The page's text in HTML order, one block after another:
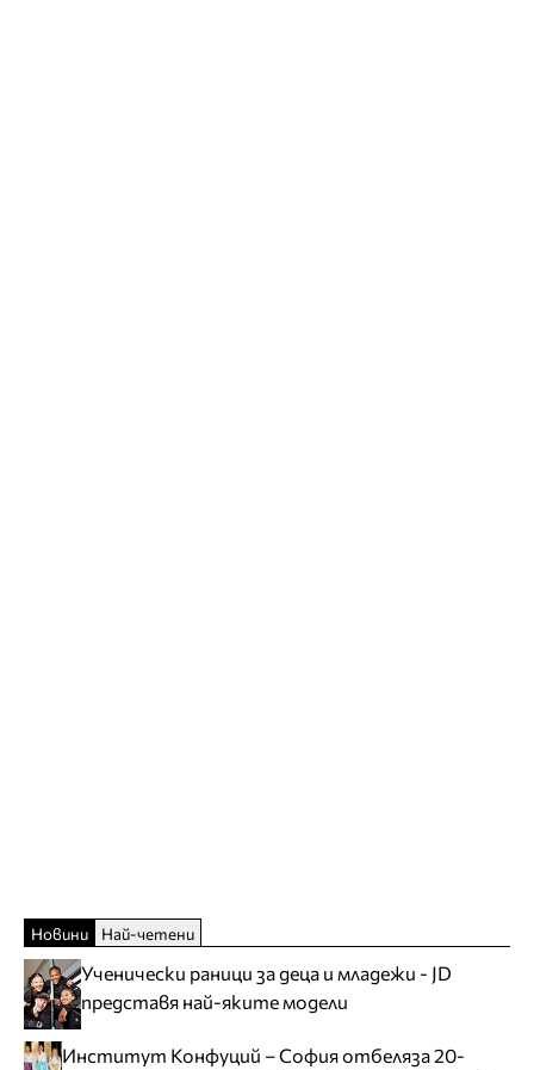
Новини Най-четени
Ученически раници за деца и младежи - JD
представя най-яките модели
Институт Конфуций – София отбеляза 20-